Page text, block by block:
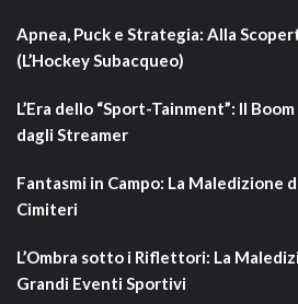
Apnea, Puck e Strategia: Alla
(L’Hockey Subacqueo)
L’Era dello “Sport-Tainment”: Il
dagli Streamer
Fantasmi in Campo: La Maledizione
Cimiteri
L’Ombra sotto i Riflettori: La
Grandi Eventi Sportivi